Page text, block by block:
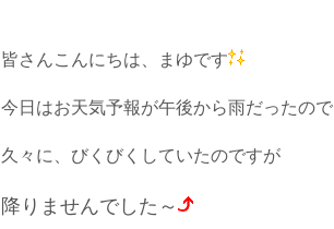
皆さんこんにちは、まゆです
今日はお天気予報が午後から雨だったので
久々に、びくびくしていたのですが
降りませんでした～